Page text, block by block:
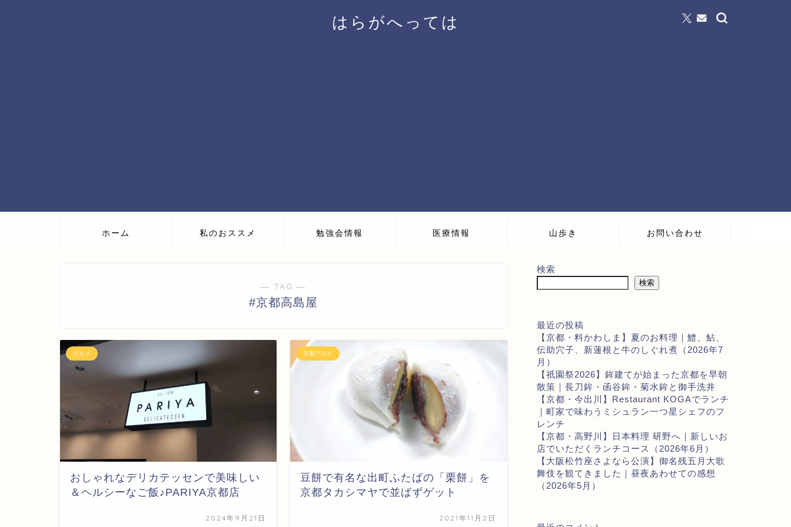
はらがへっては
ホーム 私のおススメ 勉強会情報 医療情報 山歩き お問い合わせ
― TAG ―
#京都高島屋
グルメ
おしゃれなデリカテッセンで美味しい
＆ヘルシーなご飯♪PARIYA京都店
2024年9月21日
京都グルメ
豆餅で有名な出町ふたばの「栗餅」を
京都タカシマヤで並ばずゲット
2021年11月2日
検索
検索
最近の投稿
【京都・料かわしま】夏のお料理｜鱧、鮎、
伝助穴子、新蓮根と牛のしぐれ煮（2026年7
月）
【祇園祭2026】鉾建てが始まった京都を早朝
散策｜長刀鉾・函谷鉾・菊水鉾と御手洗井
【京都・今出川】Restaurant KOGAでランチ
｜町家で味わうミシュラン一つ星シェフのフ
レンチ
【京都・高野川】日本料理 研野へ｜新しいお
店でいただくランチコース（2026年6月）
【大阪松竹座さよなら公演】御名残五月大歌
舞伎を観てきました｜昼夜あわせての感想
（2026年5月）